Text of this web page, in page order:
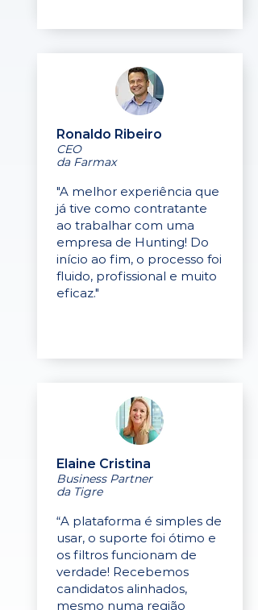
Ronaldo Ribeiro
CEO
da Farmax
"A melhor experiência que
já tive como contratante
ao trabalhar com uma
empresa de Hunting! Do
início ao fim, o processo foi
fluido, profissional e muito
eficaz."
Elaine Cristina
Business Partner
da Tigre
“A plataforma é simples de
usar, o suporte foi ótimo e
os filtros funcionam de
verdade! Recebemos
candidatos alinhados,
mesmo numa região